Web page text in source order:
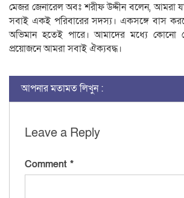
মেজর জেনারেল অবঃ শরীফ উদ্দীন বলেন, আমরা
সবাই একই পরিবারের সদস্য। একসঙ্গে বাস
অভিমান হতেই পারে। আমাদের মধ্যে কোনো
প্রয়োজনে আমরা সবাই ঐক্যবদ্ধ।
আপনার মতামত লিখুন :
Leave a Reply
Comment *